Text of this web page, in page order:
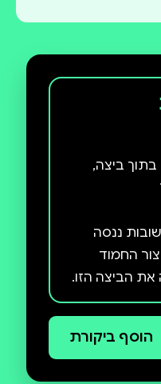
בתוך ביצה,
ננסה
החמוד
את הביצה הזו.
ביצים,
ונראה
הוסף ביקורת